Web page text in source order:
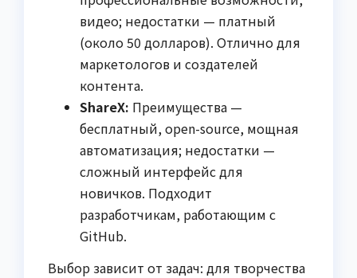
видео; недостатки — платный
(около 50 долларов). Отлично для
маркетологов и создателей
контента.
ShareX: Преимущества —
бесплатный, open-source, мощная
автоматизация; недостатки —
сложный интерфейс для
новичков. Подходит
разработчикам, работающим с
GitHub.
Выбор зависит от задач: для творчества